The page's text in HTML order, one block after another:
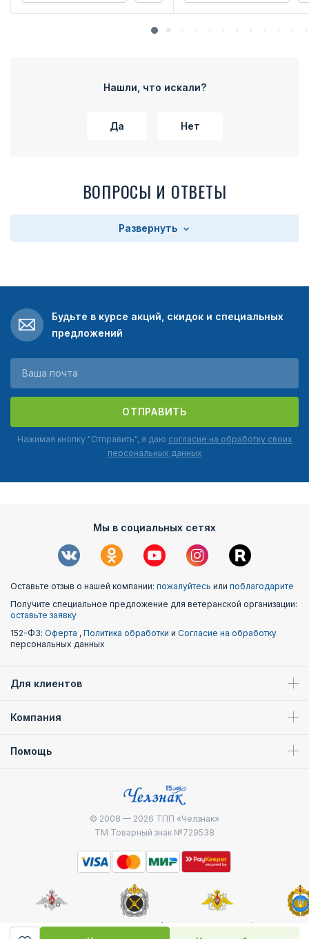
Нашли, что искали?
Да Нет
ВОПРОСЫ И ОТВЕТЫ
Развернуть
Будьте в курсе акций, скидок и специальных
предложений
ОТПРАВИТЬ
Нажимая кнопку "Отправить", я даю согласие на обработку своих
персональных данных
Мы в социальных сетях
Оставьте отзыв о нашей компании: пожалуйтесь или поблагодарите
Получите специальное предложение для ветеранской организации:
оставьте заявку
152-ФЗ: Оферта , Политика обработки и Согласие на обработку
персональных данных
Для клиентов
Компания
Помощь
© 2008 — 2026 ТПП «Челзнак»
ТМ Товарный знак №729538
Министерство
Генштаб ВС РФ
Военно-морской